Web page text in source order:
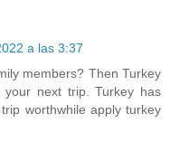
a las 3:37
members? Then Turkey
next trip. Turkey has
worthwhile apply turkey